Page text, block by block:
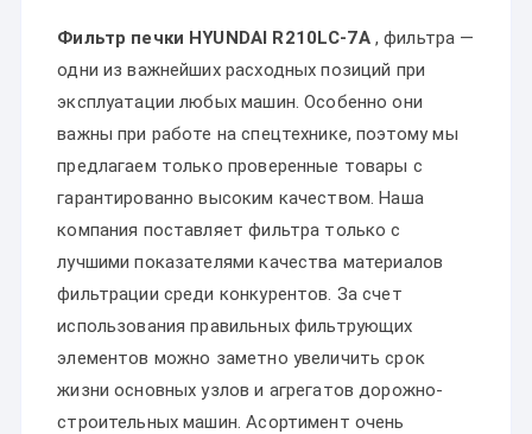
Фильтр печки HYUNDAI R210LC-7A, фильтра —
одни из важнейших расходных позиций при
эксплуатации любых машин. Особенно они
важны при работе на спецтехнике, поэтому мы
предлагаем только проверенные товары с
гарантированно высоким качеством. Наша
компания поставляет фильтра только с
лучшими показателями качества материалов
фильтрации среди конкурентов. За счет
использования правильных фильтрующих
элементов можно заметно увеличить срок
жизни основных узлов и агрегатов дорожно-
строительных машин. Асортимент очень